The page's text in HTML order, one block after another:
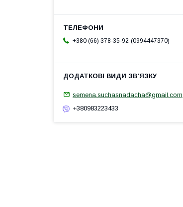
+380 (66) 378-35-92 0994447370
semena.suchasnadacha@gmail.com
+380983223433